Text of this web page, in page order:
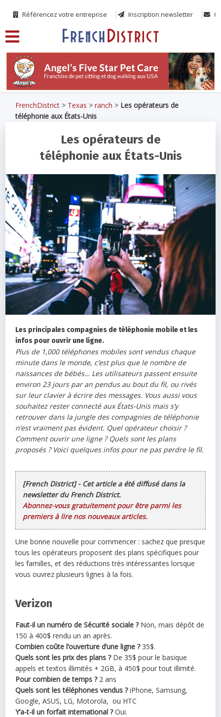
Référencez votre entreprise Inscription newsletter
FrenchDistrict > Texas >ranch > Les opérateurs de
téléphonie aux États-Unis
Les opérateurs de
téléphonie aux États-Unis
Les principales compagnies de téléphonie mobile et les
infos pour ouvrir une ligne.
Plus de 1,000 téléphones mobiles sont vendus chaque
minute dans le monde, c’est plus que le nombre de
naissances de bébés… Les utilisateurs passent ensuite
environ 23 jours par an pendus au bout du fil, ou rivés
sur leur clavier à écrire des messages. Vous aussi vous
souhaitez rester connecté aux États-Unis mais s’y
retrouver dans la jungle des compagnies de téléphonie
n’est vraiment pas évident. Quel opérateur choisir ?
Comment ouvrir une ligne ? Quels sont les plans
proposés ? Voici quelques infos pour ne pas perdre le fil.
[French District] - Cet article a été diffusé dans la
newsletter du French District.
Abonnez-vous gratuitement pour être parmi les
premiers à lire nos nouveaux articles.
Une bonne nouvelle pour commencer : sachez que presque
tous les opérateurs proposent des plans spécifiques pour
les familles, et des réductions très intéressantes lorsque
vous ouvrez plusieurs lignes à la fois.
Verizon
Faut-il un numéro de Sécurité sociale ?Non, mais dépôt de
150 à 400$ rendu un an après.
Combien coûte l’ouverture d’une ligne ?35$.
Quels sont les prix des plans ?De 35$ pour le basique
appels et textos illimités + 2GB, à 450$ pour tout illimité.
Pour combien de temps ?2 ans
Quels sont les téléphones vendus ?iPhone, Samsung,
Google, ASUS, LG, Motorola, ou HTC
Y’a-t-il un forfait international ?Oui.